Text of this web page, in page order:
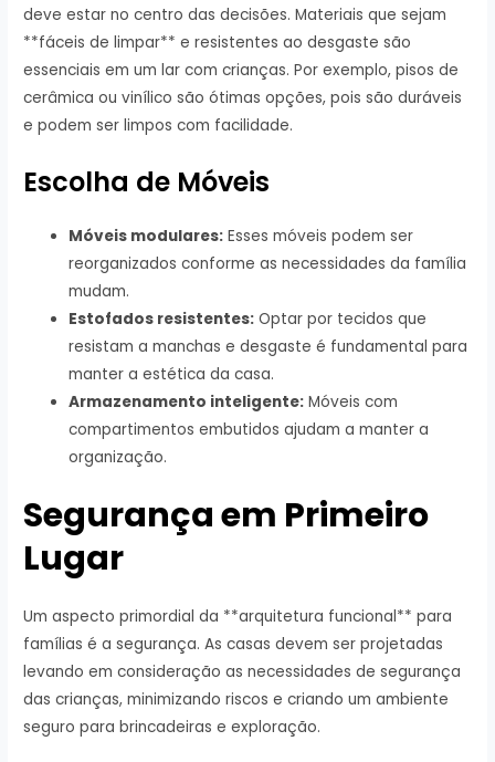
deve estar no centro das decisões. Materiais que sejam
**fáceis de limpar** e resistentes ao desgaste são
essenciais em um lar com crianças. Por exemplo, pisos de
cerâmica ou vinílico são ótimas opções, pois são duráveis
e podem ser limpos com facilidade.
Escolha de Móveis
Móveis modulares: Esses móveis podem ser
reorganizados conforme as necessidades da família
mudam.
Estofados resistentes: Optar por tecidos que
resistam a manchas e desgaste é fundamental para
manter a estética da casa.
Armazenamento inteligente: Móveis com
compartimentos embutidos ajudam a manter a
organização.
Segurança em Primeiro
Lugar
Um aspecto primordial da **arquitetura funcional** para
famílias é a segurança. As casas devem ser projetadas
levando em consideração as necessidades de segurança
das crianças, minimizando riscos e criando um ambiente
seguro para brincadeiras e exploração.